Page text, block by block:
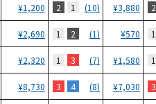
¥1,200 2 1 (10) ¥3,880 2
¥2,690 1 2 (1) ¥570 1
¥2,320 1 3 (7) ¥1,580 1
¥8,730 3 4 (8) ¥7,030 3